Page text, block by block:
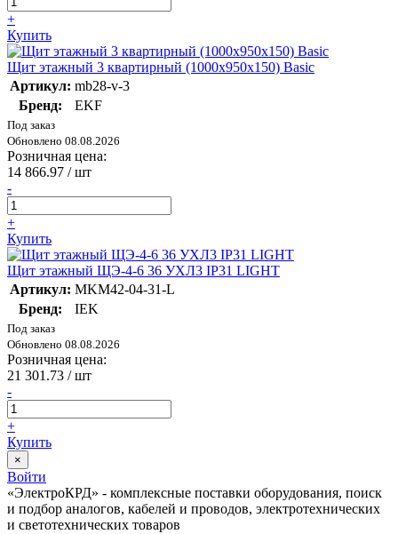
+
Купить
Щит этажный 3 квартирный (1000х950х150) Basic
Артикул: mb28-v-3
Бренд:
EKF
Под заказ
Обновлено 08.08.2026
Розничная цена:
14 866.97 / шт
-
+
Купить
Щит этажный ЩЭ-4-6 36 УХЛ3 IP31 LIGHT
Артикул: MKM42-04-31-L
Бренд:
IEK
Под заказ
Обновлено 08.08.2026
Розничная цена:
21 301.73 / шт
-
+
Купить
×
Войти
«ЭлектроКРД» - комплексные поставки оборудования, поиск
и подбор аналогов, кабелей и проводов, электротехнических
и светотехнических товаров